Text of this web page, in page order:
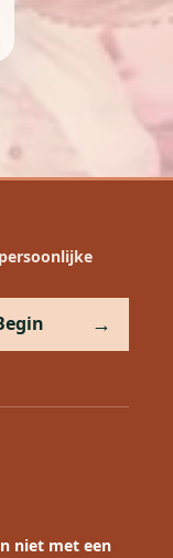
niet met een